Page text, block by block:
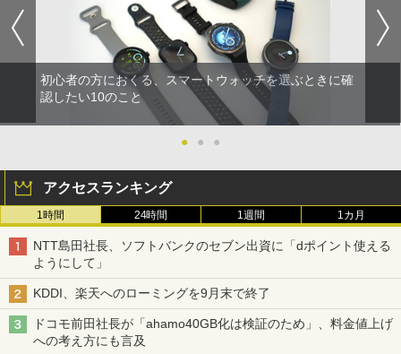
初心者の方におくる、スマートウォッチを選ぶときに確
認したい10のこと
● ● ●
アクセスランキング
1時間 24時間 1週間 1カ月
NTT島田社長、ソフトバンクのセブン出資に「dポイント使える
ようにして」
KDDI、楽天へのローミングを9月末で終了
ドコモ前田社長が「ahamo40GB化は検証のため」、料金値上げ
への考え方にも言及